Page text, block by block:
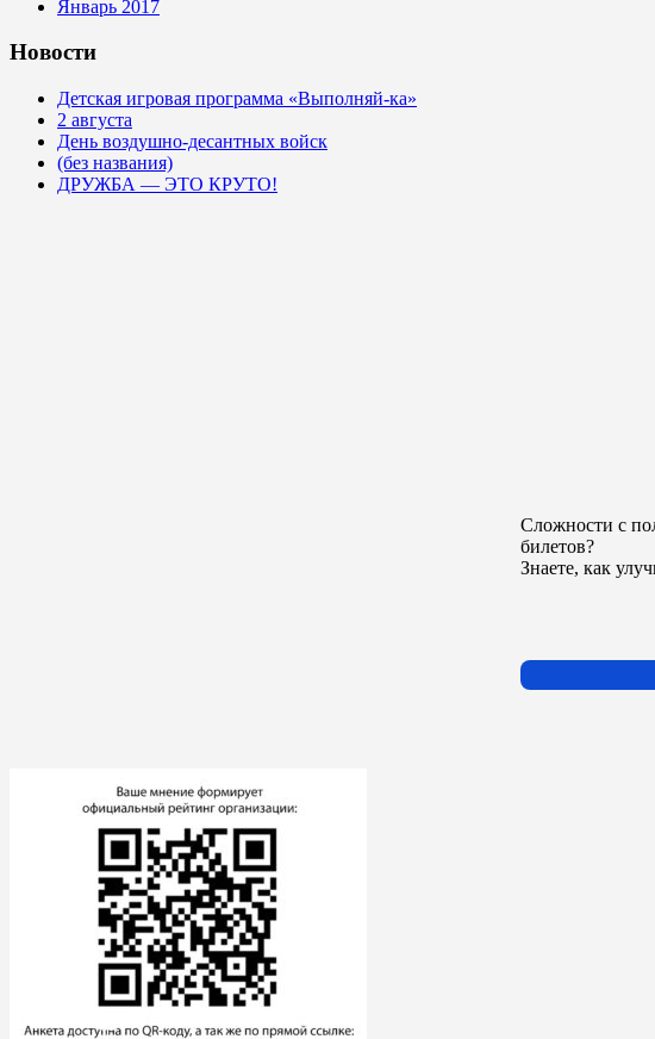
Январь 2017
Новости
Детская игровая программа «Выполняй-ка»
2 августа
День воздушно-десантных войск
(без названия)
ДРУЖБА — ЭТО КРУТО!
Сложности с
билетов?
Знаете, как